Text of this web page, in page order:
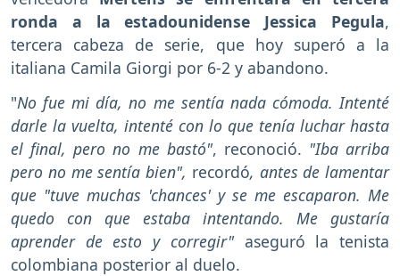
ronda a la estadounidense Jessica Pegula,
tercera cabeza de serie, que hoy superó a la
italiana Camila Giorgi por 6-2 y abandono.
"No fue mi día, no me sentía nada cómoda. Intenté
darle la vuelta, intenté con lo que tenía luchar hasta
el final, pero no me bastó", reconoció. "Iba arriba
pero no me sentía bien", recordó, antes de lamentar
que "tuve muchas 'chances' y se me escaparon. Me
quedo con que estaba intentando. Me gustaría
aprender de esto y corregir" aseguró la tenista
colombiana posterior al duelo.